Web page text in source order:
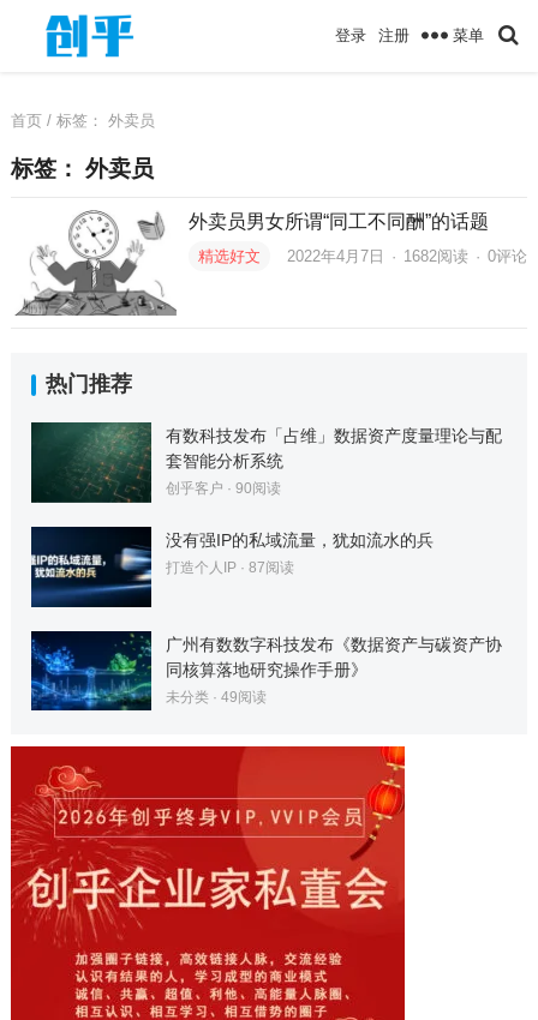
登录 注册 菜单
首页/ 标签： 外卖员
标签： 外卖员
外卖员男女所谓“同工不同酬”的话题
精选好文 2022年4月7日 · 1682阅读 · 0评论
热门推荐
有数科技发布「占维」数据资产度量理论与配
套智能分析系统
创乎客户 · 90阅读
没有强IP的私域流量，犹如流水的兵
打造个人IP· 87阅读
广州有数数字科技发布《数据资产与碳资产协
同核算落地研究操作手册》
未分类· 49阅读